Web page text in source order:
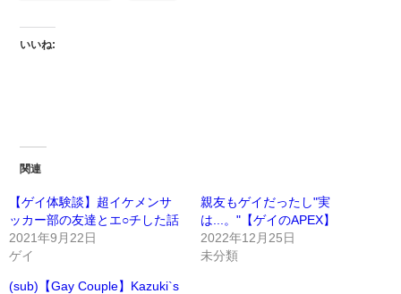
いいね:
関連
【ゲイ体験談】超イケメンサ
ッカー部の友達とエ○チした話
2021年9月22日
ゲイ
親友もゲイだったし"実
は...。"【ゲイのAPEX】
2022年12月25日
未分類
(sub)【Gay Couple】Kazuki`s